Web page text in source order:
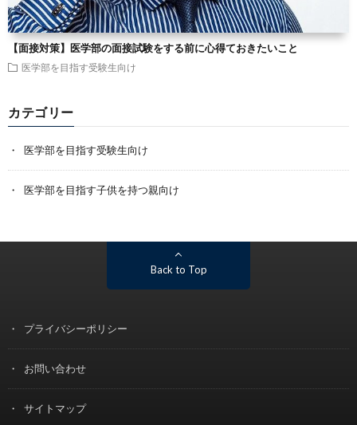
【面接対策】医学部の面接試験をする前に心得ておきたいこと
医学部を目指す受験生向け
カテゴリー
医学部を目指す受験生向け
医学部を目指す子供を持つ親向け
Back to Top
プライバシーポリシー
お問い合わせ
サイトマップ